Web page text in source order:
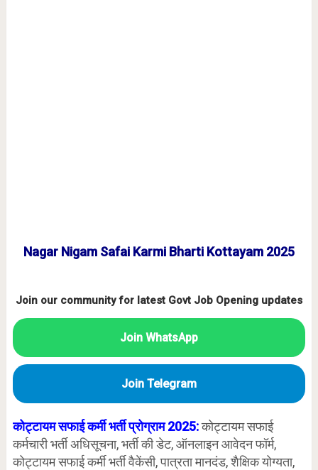
Nagar Nigam Safai Karmi Bharti Kottayam 2025
Join our community for latest Govt Job Opening updates
Join WhatsApp
Join Telegram
कोट्टायम सफाई कर्मी भर्ती प्रोग्राम 2025:कोट्टायम सफाई
कर्मचारी भर्ती अधिसूचना, भर्ती की डेट, ऑनलाइन आवेदन फॉर्म,
कोट्टायम सफाई कर्मी भर्ती वैकेंसी, पात्रता मानदंड, शैक्षिक योग्यता,